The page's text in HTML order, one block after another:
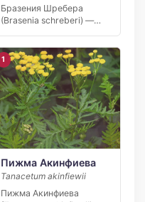
Бразения Шребера
(Brasenia schreberi) —
растение,
единственный…
1
Пижма Акинфиева
Tanacetum akinfiewii
Пижма Акинфиева